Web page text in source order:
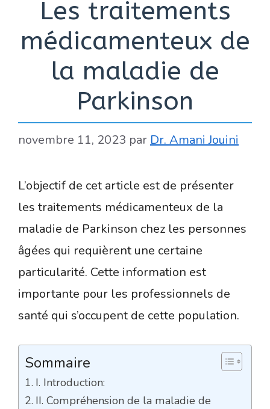
Les traitements
médicamenteux de
la maladie de
Parkinson
novembre 11, 2023 par Dr. Amani Jouini
L’objectif de cet article est de présenter
les traitements médicamenteux de la
maladie de Parkinson chez les personnes
âgées qui requièrent une certaine
particularité. Cette information est
importante pour les professionnels de
santé qui s’occupent de cette population.
Sommaire
I. Introduction:
II. Compréhension de la maladie de